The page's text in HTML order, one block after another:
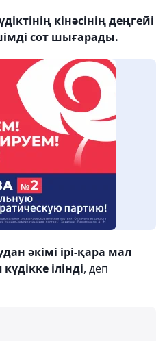
кінәсінің деңгейі
сот шығарады.
әкімі ірі-қара мал
ілінді, деп